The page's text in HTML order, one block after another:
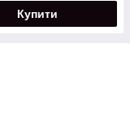
Купити